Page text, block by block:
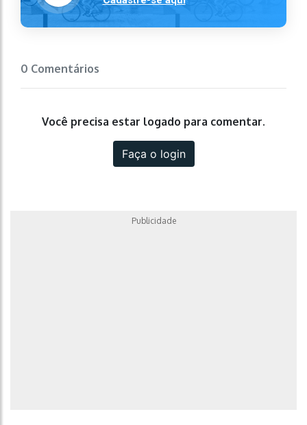
0 Comentários
Você precisa estar logado para comentar.
Faça o login
Publicidade